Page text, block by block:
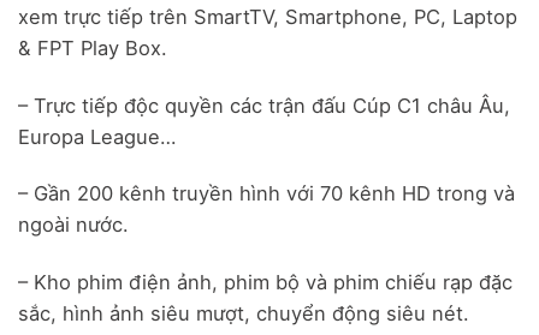
xem trực tiếp trên SmartTV, Smartphone, PC, Laptop
& FPT Play Box.
– Trực tiếp độc quyền các trận đấu Cúp C1 châu Âu,
Europa League…
– Gần 200 kênh truyền hình với 70 kênh HD trong và
ngoài nước.
– Kho phim điện ảnh, phim bộ và phim chiếu rạp đặc
sắc, hình ảnh siêu mượt, chuyển động siêu nét.